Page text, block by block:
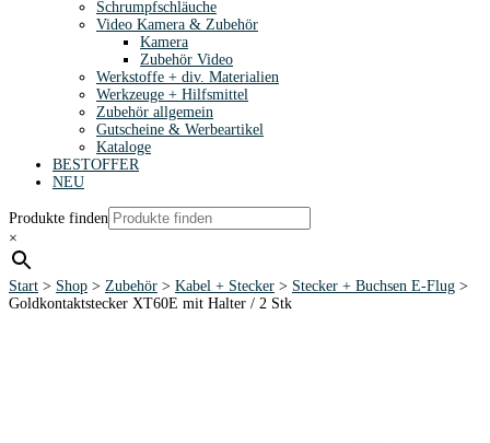
Schrumpfschläuche
Video Kamera & Zubehör
Kamera
Zubehör Video
Werkstoffe + div. Materialien
Werkzeuge + Hilfsmittel
Zubehör allgemein
Gutscheine & Werbeartikel
Kataloge
BESTOFFER
NEU
Produkte finden
×
Start > Shop > Zubehör > Kabel + Stecker > Stecker + Buchsen E-Flug >
Goldkontaktstecker XT60E mit Halter / 2 Stk